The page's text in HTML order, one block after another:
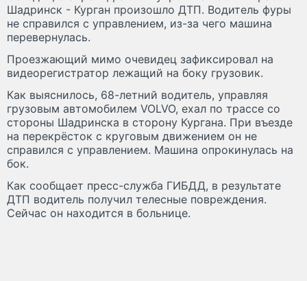
Шадринск - Курган произошло ДТП. Водитель фуры
не справился с управлением, из-за чего машина
перевернулась.
Проезжающий мимо очевидец зафиксировал на
видеорегистратор лежащий на боку грузовик.
Как выяснилось, 68-летний водитель, управляя
грузовым автомобилем VOLVO, ехал по трассе со
стороны Шадринска в сторону Кургана. При въезде
на перекрёсток с круговым движением он не
справился с управлением. Машина опрокинулась на
бок.
Как сообщает пресс-служба ГИБДД, в результате
ДТП водитель получил телесные повреждения.
Сейчас он находится в больнице.